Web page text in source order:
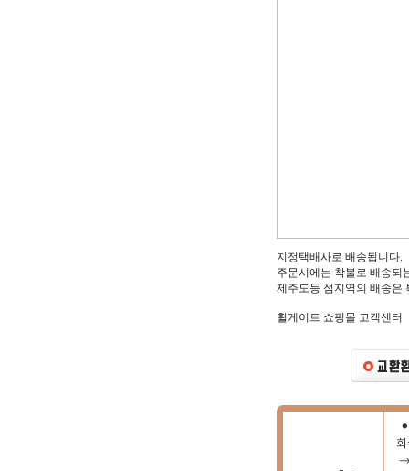
지정택배사로 배송됩니다.
주문시에는 착불로 배송되
제주도등 섬지역의 배송은
휠게이트 쇼핑몰 고객센터